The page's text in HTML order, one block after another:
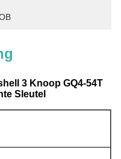
3 Knoop GQ4-54T
Sleutel